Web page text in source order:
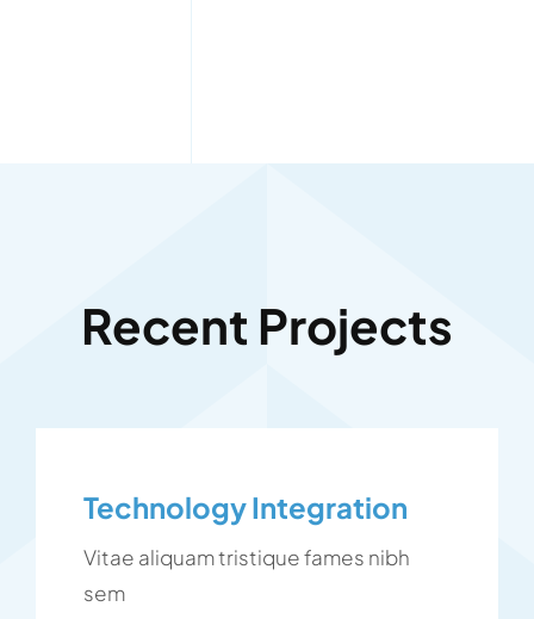
Recent Projects
Technology Integration
Vitae aliquam tristique fames nibh
sem